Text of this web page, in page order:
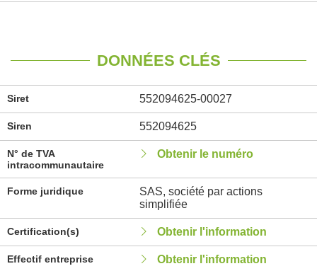
DONNÉES CLÉS
Siret 552094625-00027
Siren 552094625
N° de TVA
intracommunautaire
Obtenir le numéro
Forme juridique
SAS, société par actions
simplifiée
Certification(s) Obtenir l'information
Effectif entreprise Obtenir l'information